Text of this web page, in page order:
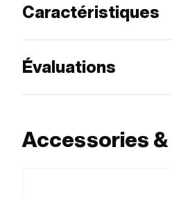
Caractéristiques
Évaluations
Accessories